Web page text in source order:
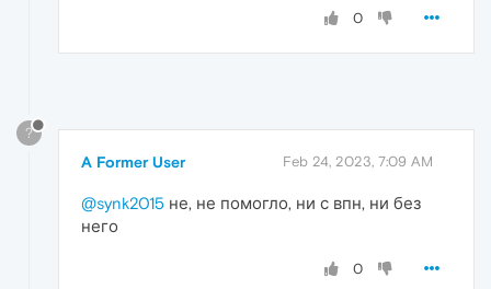
0
?
A Former User Feb 24, 2023, 7:09 AM
@synk2015 не, не помогло, ни с впн, ни без
него
0